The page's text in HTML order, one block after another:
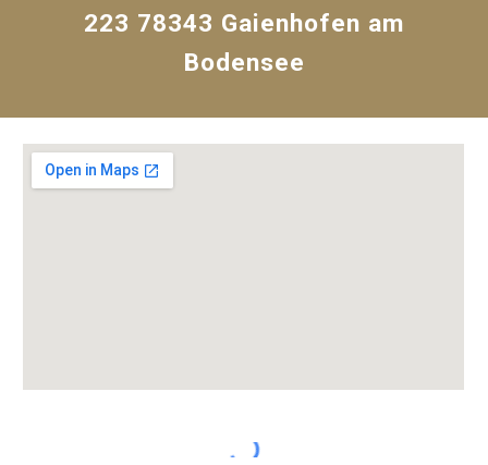
223 78343 Gaienhofen am
Bodensee